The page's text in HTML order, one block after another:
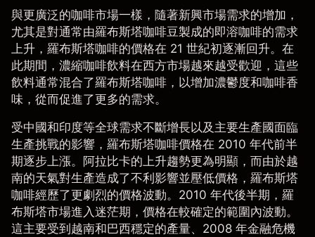
與更廣泛的咖啡市場一樣，隨著新興市場需求的增加，
尤其是對通常由羅布斯塔咖啡豆製成的即溶咖啡的需求
上升， 羅布斯塔咖啡的價格在 21 世紀初逐漸回升。在
此期間，濃縮咖啡飲料在西方市場越來越受歡迎，這些
飲料通常混合了羅布斯塔咖啡，以增加濃鬱度和咖啡香
味，從而促進了更多的需求。
受中國和印度等全球需求不斷增長以及主要生產國面臨
生產挑戰的影響，羅布斯塔咖啡價格在 2010 年代前半
期逐步上漲。阿拉比卡的上升趨勢更為明顯，而由於越
南的天氣對生產造成了不利影響並壓低價格，羅布斯塔
咖啡經歷了更劇烈的價格波動。2010 年代後半期，羅
布斯塔市場進入迷茫期，價格在較確定的範圍內波動。
這主要受到越南和巴西穩定的產量、2008 年金融危機